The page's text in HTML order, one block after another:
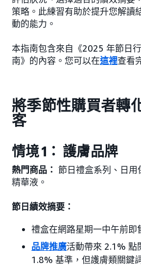
策略。此練習有助於提升您解讀
動的能力。
本指南包含來自《2025 年節日
南》的內容。您可以在這裡查看
將季節性購買者轉
客
情境 1： 護膚品牌
熱門商品： 節日禮盒系列、日用
精華液。
節日績效摘要：
禮盒在網路星期一中午前即
品牌推廣活動帶來 2.1% 點
1.8% 基準，但護膚類關鍵